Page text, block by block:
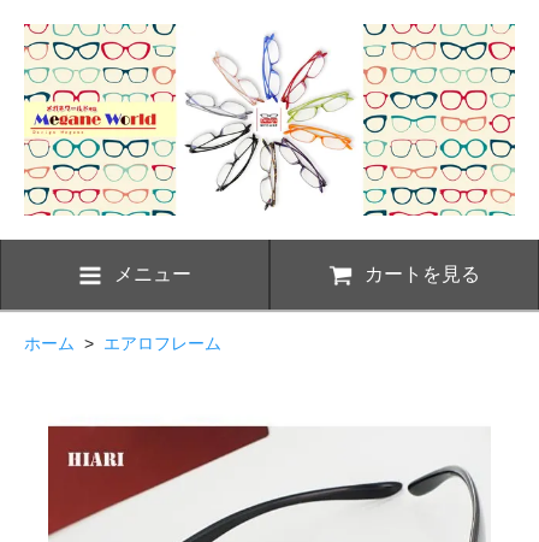
メニュー カートを見る
ホーム > エアロフレーム